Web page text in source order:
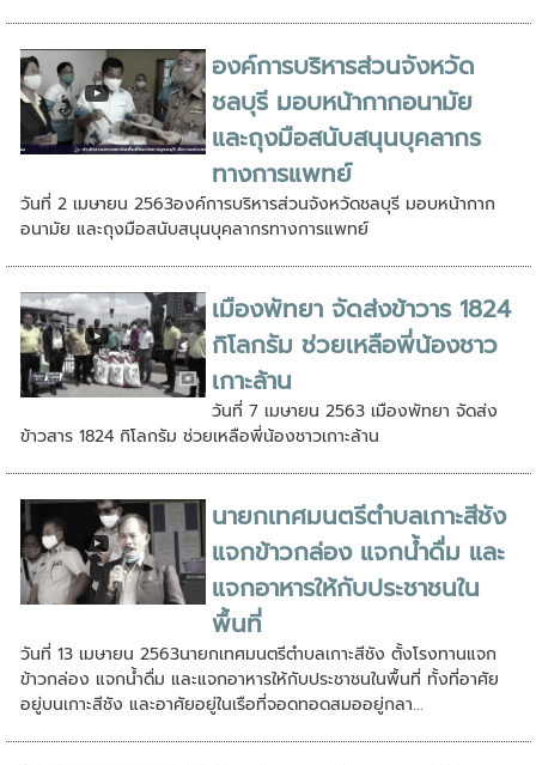
องค์การบริหารส่วนจังหวัด
ชลบุรี มอบหน้ากากอนามัย
และถุงมือสนับสนุนบุคลากร
ทางการแพทย์
วันที่ 2 เมษายน 2563องค์การบริหารส่วนจังหวัดชลบุรี มอบหน้ากาก
อนามัย และถุงมือสนับสนุนบุคลากรทางการแพทย์
เมืองพัทยา จัดส่งข้าวาร 1824
กิโลกรัม ช่วยเหลือพี่น้องชาว
เกาะล้าน
วันที่ 7 เมษายน 2563 เมืองพัทยา จัดส่ง
ข้าวสาร 1824 กิโลกรัม ช่วยเหลือพี่น้องชาวเกาะล้าน
นายกเทศมนตรีตำบลเกาะสีชัง
แจกข้าวกล่อง แจกน้ำดื่ม และ
แจกอาหารให้กับประชาชนใน
พื้นที่
วันที่ 13 เมษายน 2563นายกเทศมนตรีตำบลเกาะสีชัง ตั้งโรงทานแจก
ข้าวกล่อง แจกน้ำดื่ม และแจกอาหารให้กับประชาชนในพื้นที่ ทั้งที่อาศัย
อยู่บนเกาะสีชัง และอาศัยอยู่ในเรือที่จอดทอดสมออยู่กลา...